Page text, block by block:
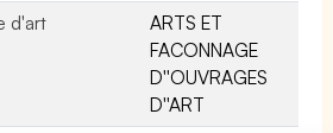
d'art
ARTS ET
FACONNAGE
D''OUVRAGES
D''ART